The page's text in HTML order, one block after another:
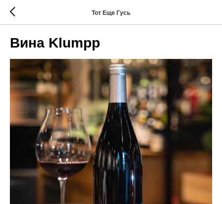
Тот Еще Гусь
Вина Klumpp